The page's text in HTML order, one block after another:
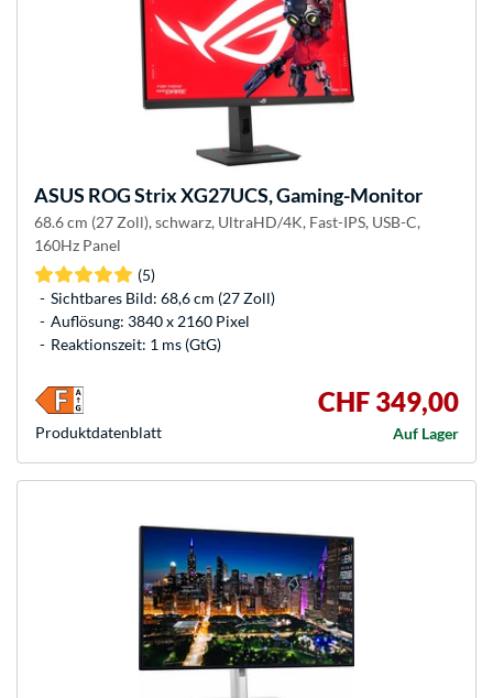
ASUS ROG Strix XG27UCS, Gaming-Monitor
68.6 cm (27 Zoll), schwarz, UltraHD/4K, Fast-IPS, USB-C,
160Hz Panel
(5)
Sichtbares Bild: 68,6 cm (27 Zoll)
Auflösung: 3840 x 2160 Pixel
Reaktionszeit: 1 ms (GtG)
CHF 349,00
Auf Lager
Produkt­datenblatt